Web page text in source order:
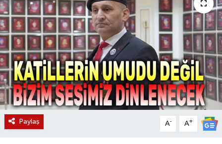
Paylaş A- A+